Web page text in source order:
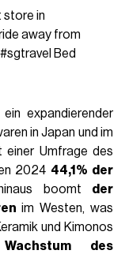
store in
away from
#sgtravel Bed
expandierender
in Japan und im
einer Umfrage des
2024 44,1% der
boomt der
im Westen, was
und Kimonos
Wachstum des